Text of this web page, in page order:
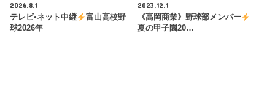
2026.8.1
テレビ•ネット中継
富山高校野
球2026年
2023.12.1
《高岡商業》野球部メンバー
夏の甲子園20…